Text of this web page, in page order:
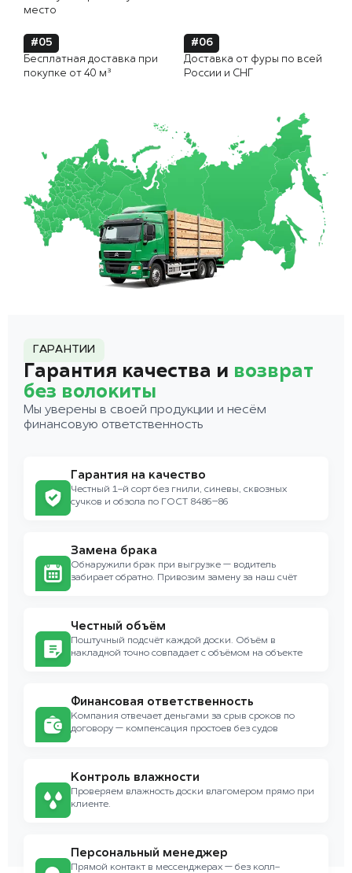
место
#05
Бесплатная доставка при
покупке от 40 м³
#06
Доставка от фуры по всей
России и СНГ
ГАРАНТИИ
Гарантия качества и возврат
без волокиты
Мы уверены в своей продукции и несём
финансовую ответственность
Гарантия на качество
Честный 1-й сорт без гнили, синевы, сквозных
сучков и обзола по ГОСТ 8486–86
Замена брака
Обнаружили брак при выгрузке — водитель
забирает обратно. Привозим замену за наш счёт
Честный объём
Поштучный подсчёт каждой доски. Объём в
накладной точно совпадает с объёмом на объекте
Финансовая ответственность
Компания отвечает деньгами за срыв сроков по
договору — компенсация простоев без судов
Контроль влажности
Проверяем влажность доски влагомером прямо при
клиенте.
Персональный менеджер
Прямой контакт в мессенджерах — без колл-